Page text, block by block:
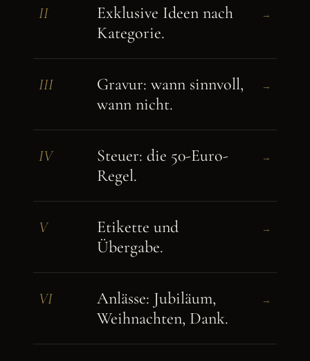
II
Exklusive Ideen nach
Kategorie.
→
III
Gravur: wann sinnvoll,
wann nicht.
→
IV
Steuer: die 50-Euro-
Regel.
→
V
Etikette und
Übergabe.
→
VI
Anlässe: Jubiläum,
Weihnachten, Dank.
→